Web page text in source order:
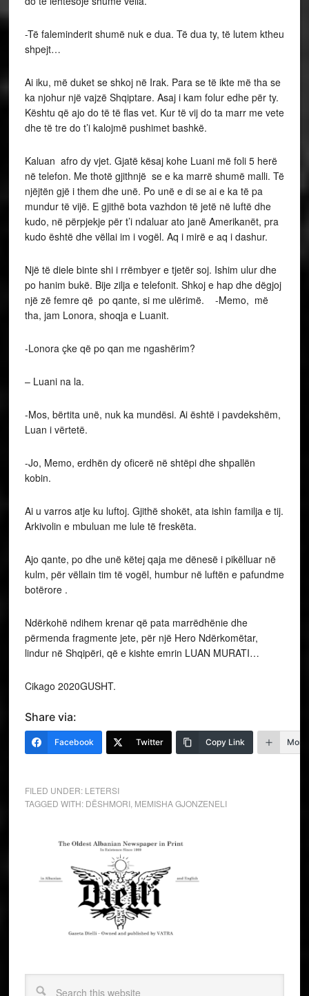
-Të faleminderit shumë nuk e dua. Të dua ty, të lutem ktheu
shpejt…
Ai iku, më duket se shkoj në Irak. Para se të ikte më tha se
ka njohur një vajzë Shqiptare. Asaj i kam folur edhe për ty.
Kështu që ajo do të të flas vet. Kur të vij do ta marr me vete
dhe të tre do t’i kalojmë pushimet bashkë.
Kaluan afro dy vjet. Gjatë kësaj kohe Luani më foli 5 herë
në telefon. Me thotë gjithnjë se e ka marrë shumë malli. Të
njëjtën gjë i them dhe unë. Po unë e di se ai e ka të pa
mundur të vijë. E gjithë bota vazhdon të jetë në luftë dhe
kudo, në përpjekje për t’i ndaluar ato janë Amerikanët, pra
kudo është dhe vëllai im i vogël. Aq i mirë e aq i dashur.
Një të diele binte shi i rrëmbyer e tjetër soj. Ishim ulur dhe
po hanim bukë. Bije zilja e telefonit. Shkoj e hap dhe dëgjoj
një zë femre që po qante, si me ulërimë. -Memo, më
tha, jam Lonora, shoqja e Luanit.
-Lonora çke që po qan me ngashërim?
– Luani na la.
-Mos, bërtita unë, nuk ka mundësi. Ai është i pavdekshëm,
Luan i vërtetë.
-Jo, Memo, erdhën dy oficerë në shtëpi dhe shpallën
kobin.
Ai u varros atje ku luftoj. Gjithë shokët, ata ishin familja e tij.
Arkivolin e mbuluan me lule të freskëta.
Ajo qante, po dhe unë këtej qaja me dënesë i pikëlluar në
kulm, për vëllain tim të vogël, humbur në luftën e pafundme
botërore .
Ndërkohë ndihem krenar që pata marrëdhënie dhe
përmenda fragmente jete, për një Hero Ndërkomëtar,
lindur në Shqipëri, që e kishte emrin LUAN MURATI…
Cikago 2020GUSHT.
Share via:
Facebook Twitter Copy Link More
FILED UNDER: LETERSI
TAGGED WITH: DËSHMORI, MEMISHA GJONZENELI